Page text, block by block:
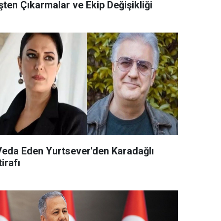
Çıkarmalar ve Ekip Değişikliği
Eden Yurtsever'den Karadağlı